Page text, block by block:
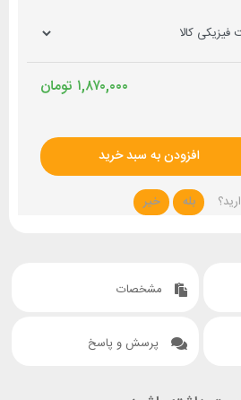
تومان ۱,۸۷۰,۰۰۰
افزودن به سبد خرید
بله خیر
مشخصات
پرسش و پاسخ